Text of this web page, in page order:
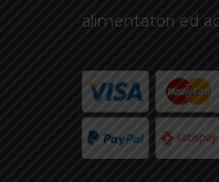
alimentatori ed